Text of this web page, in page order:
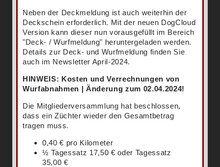
Neben der Deckmeldung ist auch weiterhin der
Deckschein erforderlich. Mit der neuen DogCloud
Version kann dieser nun vorausgefüllt im Bereich
"Deck- / Wurfmeldung" heruntergeladen werden.
Details zur Deck- und Wurfmeldung finden Sie
auch im Newsletter April-2024.
HINWEIS: Kosten und Verrechnungen von
Wurfabnahmen | Änderung zum 02.04.2024!
Die Mitgliederversammlung hat beschlossen,
dass ein Züchter wieder den Gesamtbetrag
tragen muss.
0,40 € pro Kilometer
½ Tagessatz 17,50 € oder Tagessatz
35,00 €